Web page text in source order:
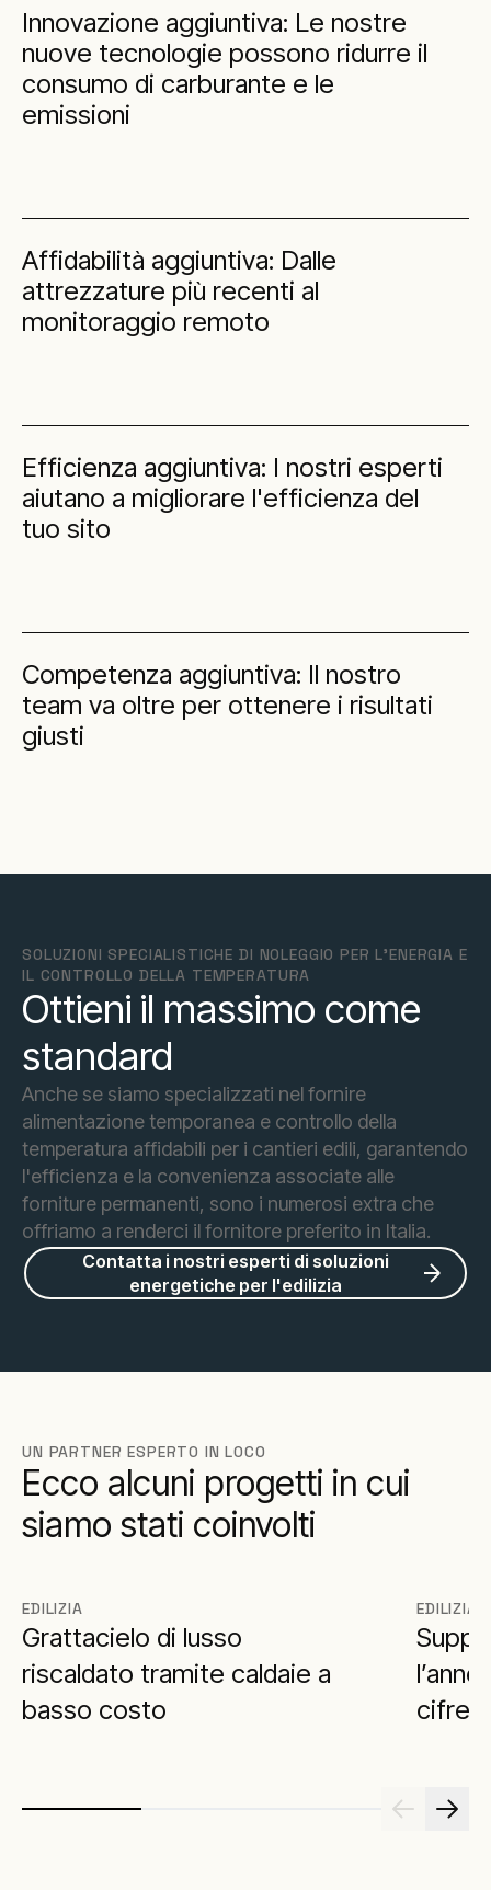
Innovazione aggiuntiva: Le nostre
nuove tecnologie possono ridurre il
consumo di carburante e le
emissioni
Affidabilità aggiuntiva: Dalle
attrezzature più recenti al
monitoraggio remoto
Efficienza aggiuntiva: I nostri esperti
aiutano a migliorare l'efficienza del
tuo sito
Competenza aggiuntiva: Il nostro
team va oltre per ottenere i risultati
giusti
SOLUZIONI SPECIALISTICHE DI NOLEGGIO PER L'ENERGIA E
IL CONTROLLO DELLA TEMPERATURA
Ottieni il massimo come
standard
Anche se siamo specializzati nel fornire
alimentazione temporanea e controllo della
temperatura affidabili per i cantieri edili, garantendo
l'efficienza e la convenienza associate alle
forniture permanenti, sono i numerosi extra che
offriamo a renderci il fornitore preferito in Italia.
Contatta i nostri esperti di soluzioni
energetiche per l'edilizia
UN PARTNER ESPERTO IN LOCO
Ecco alcuni progetti in cui
siamo stati coinvolti
EDILIZIA
Grattacielo di lusso
riscaldato tramite caldaie a
basso costo
EDILIZIA
cifre